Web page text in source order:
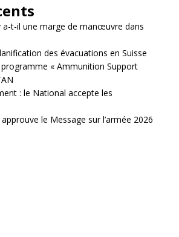
a-t-il une marge de manœuvre dans
des évacuations en Suisse
« Ammunition Support
: le National accepte les
le Message sur l’armée 2026